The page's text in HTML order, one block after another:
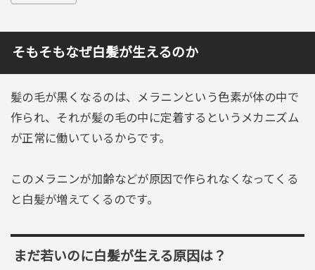
そもそもなぜ白髪が生えるのか
髪の毛が黒くなるのは、メラニンという色素が体の中で
作られ、それが髪の毛の中に定着するというメカニズム
が正常に働いているからです。
このメラニンが加齢などが原因で作られなくなってくる
と白髪が増えてくるのです。
まだ若いのに白髪が生える原因は？